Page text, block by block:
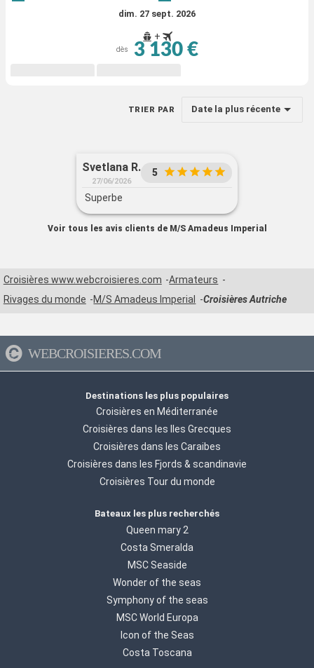
dim. 27 sept. 2026
+
dès 3 130 €
TRIER PAR Date la plus récente
Svetlana R.
27/06/2026
5
Superbe
Voir tous les avis clients de M/S Amadeus Imperial
Croisières www.webcroisieres.com
Armateurs
Rivages du monde
M/S Amadeus Imperial Croisières Autriche
WEBCROISIERES.COM
Destinations les plus populaires
Croisières en Méditerranée
Croisières dans les Iles Grecques
Croisières dans les Caraibes
Croisières dans les Fjords & scandinavie
Croisières Tour du monde
Bateaux les plus recherchés
Queen mary 2
Costa Smeralda
MSC Seaside
Wonder of the seas
Symphony of the seas
MSC World Europa
Icon of the Seas
Costa Toscana